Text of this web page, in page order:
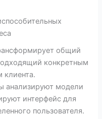
общий
конкретным
клиента.
анализируют модели
интерфейс для
пользователя.